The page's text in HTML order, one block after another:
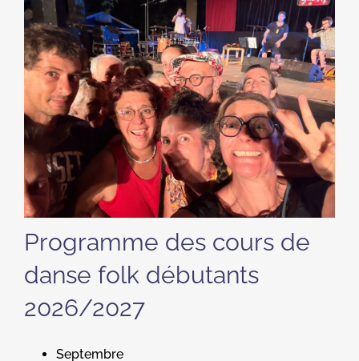
Programme des cours de
danse folk débutants
2026/2027
Septembre